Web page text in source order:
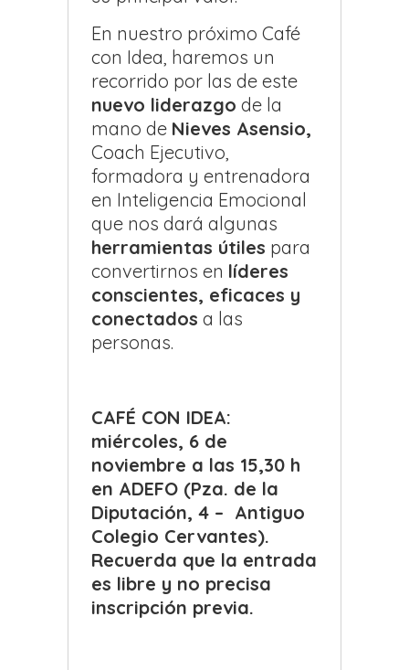
En nuestro próximo Café
con Idea, haremos un
recorrido por las de este
nuevo liderazgo de la
mano de Nieves Asensio,
Coach Ejecutivo,
formadora y entrenadora
en Inteligencia Emocional
que nos dará algunas
herramientas útiles para
convertirnos en líderes
conscientes, eficaces y
conectados a las
personas.
CAFÉ CON IDEA:
miércoles, 6 de
noviembre a las 15,30 h
en ADEFO (Pza. de la
Diputación, 4 – Antiguo
Colegio Cervantes).
Recuerda que la entrada
es libre y no precisa
inscripción previa.